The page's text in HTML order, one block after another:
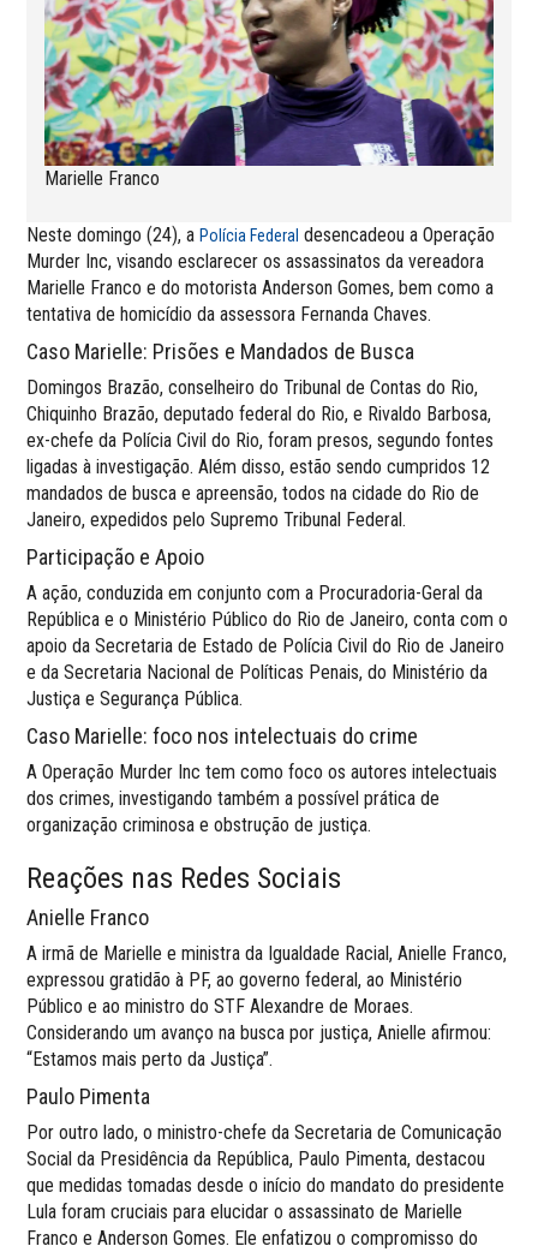
Marielle Franco
Neste domingo (24), aPolícia Federal desencadeou a Operação
Murder Inc, visando esclarecer os assassinatos da vereadora
Marielle Franco e do motorista Anderson Gomes, bem como a
tentativa de homicídio da assessora Fernanda Chaves.
Caso Marielle: Prisões e Mandados de Busca
Domingos Brazão, conselheiro do Tribunal de Contas do Rio,
Chiquinho Brazão, deputado federal do Rio, e Rivaldo Barbosa,
ex-chefe da Polícia Civil do Rio, foram presos, segundo fontes
ligadas à investigação. Além disso, estão sendo cumpridos 12
mandados de busca e apreensão, todos na cidade do Rio de
Janeiro, expedidos pelo Supremo Tribunal Federal.
Participação e Apoio
A ação, conduzida em conjunto com a Procuradoria-Geral da
República e o Ministério Público do Rio de Janeiro, conta com o
apoio da Secretaria de Estado de Polícia Civil do Rio de Janeiro
e da Secretaria Nacional de Políticas Penais, do Ministério da
Justiça e Segurança Pública.
Caso Marielle: foco nos intelectuais do crime
A Operação Murder Inc tem como foco os autores intelectuais
dos crimes, investigando também a possível prática de
organização criminosa e obstrução de justiça.
Reações nas Redes Sociais
Anielle Franco
A irmã de Marielle e ministra da Igualdade Racial, Anielle Franco,
expressou gratidão à PF, ao governo federal, ao Ministério
Público e ao ministro do STF Alexandre de Moraes.
Considerando um avanço na busca por justiça, Anielle afirmou:
“Estamos mais perto da Justiça”.
Paulo Pimenta
Por outro lado, o ministro-chefe da Secretaria de Comunicação
Social da Presidência da República, Paulo Pimenta, destacou
que medidas tomadas desde o início do mandato do presidente
Lula foram cruciais para elucidar o assassinato de Marielle
Franco e Anderson Gomes. Ele enfatizou o compromisso do